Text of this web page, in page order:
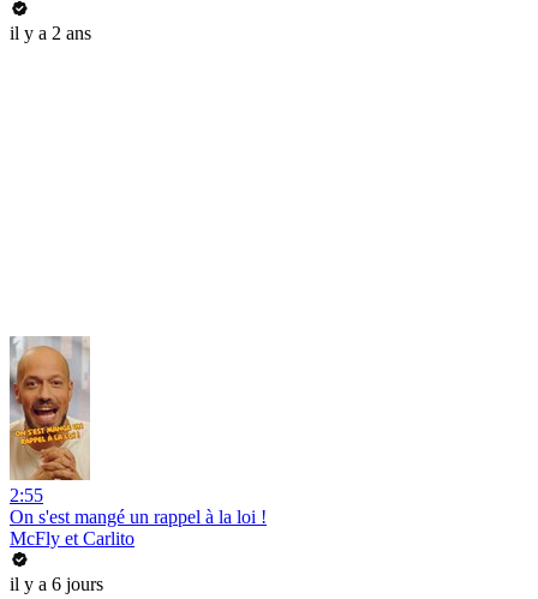
il y a 2 ans
2:55
On s'est mangé un rappel à la loi !
McFly et Carlito
il y a 6 jours